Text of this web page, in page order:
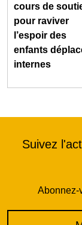
cours de
pour raviver
l’espoir des
enfants
internes
Suivez
Abonnez-